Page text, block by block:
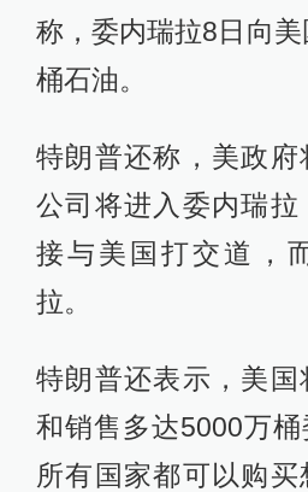
称，委内瑞拉8日向
桶石油。
特朗普还称，美政府
公司将进入委内瑞
接与美国打交道，
拉。
特朗普还表示，美
和销售多达5000万桶
所有国家都可以购